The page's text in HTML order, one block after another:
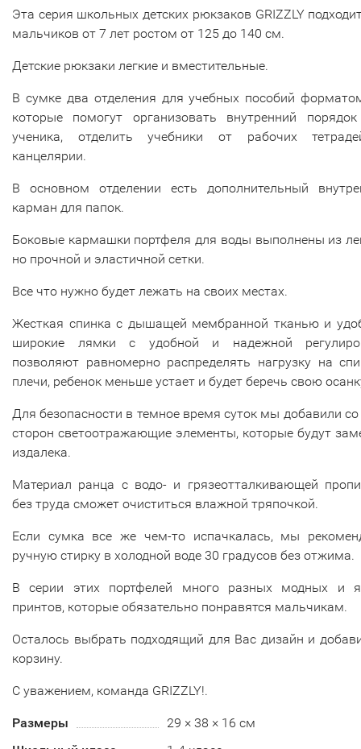
Эта серия школьных детских рюкзаков GRIZZLY
мальчиков от 7 лет ростом от 125 до 140 см.
Детские рюкзаки легкие и вместительные.
В сумке два отделения для учебных пособий
которые помогут организовать внутренний
ученика, отделить учебники от рабочих
канцелярии.
В основном отделении есть дополнительный
карман для папок.
Боковые кармашки портфеля для воды выполнены из
но прочной и эластичной сетки.
Все что нужно будет лежать на своих местах.
Жесткая спинка с дышащей мембранной тканью и
широкие лямки с удобной и надежной
позволяют равномерно распределять нагрузку на
плечи, ребенок меньше устает и будет беречь свою
Для безопасности в темное время суток мы добавили со
сторон светоотражающие элементы, которые будут
издалека.
Материал ранца с водо- и грязеотталкивающей
без труда сможет очиститься влажной тряпочкой.
Если сумка все же чем-то испачкалась, мы
ручную стирку в холодной воде 30 градусов без отжима.
В серии этих портфелей много разных модных и
принтов, которые обязательно понравятся мальчикам.
Осталось выбрать подходящий для Вас дизайн и
корзину.
С уважением, команда GRIZZLY!.
Размеры
29 × 38 × 16 см